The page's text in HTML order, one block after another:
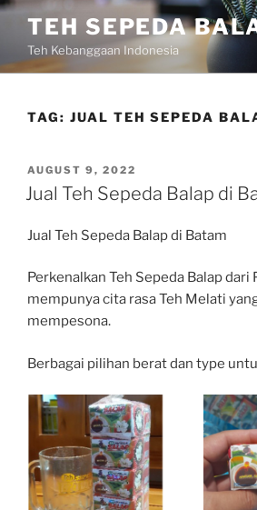
Skip
content
TEH SEPEDA
Teh Kebanggaan Indonesia
TAG: JUAL TEH SEPEDA
POSTED
ON
AUGUST 9, 2022
Jual Teh Sepeda Balap di
Jual Teh Sepeda Balap di Batam
Perkenalkan Teh Sepeda Balap dari
mempunya cita rasa Teh Melati
mempesona.
Berbagai pilihan berat dan type